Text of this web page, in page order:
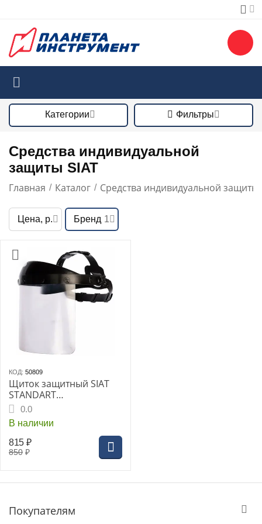
Категории Фильтры
Средства индивидуальной
защиты SIAT
Главная / Каталог / Средства индивидуальной защиты
Цена, р. Бренд 1
КОД: 50809
Щиток защитный SIAT
STANDART
(Поликарбонат)
0.0
В наличии
850 ₽
815 ₽
Покупателям